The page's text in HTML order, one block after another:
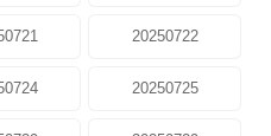
20250722
20250725